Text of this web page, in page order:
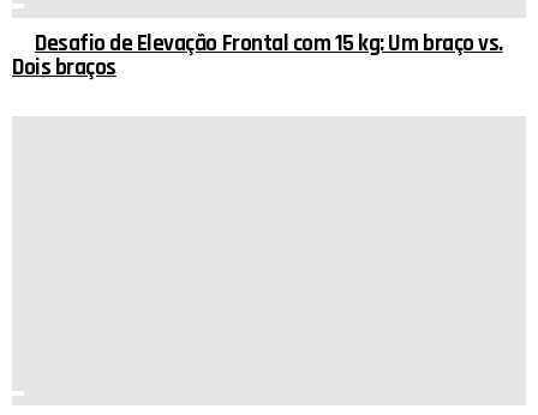
Desafio de Elevação Frontal com 15 kg: Um braço vs.
Dois braços